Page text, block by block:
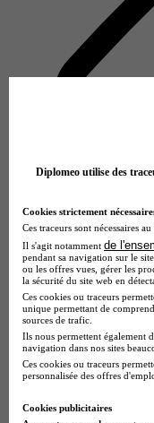
Lycée GT
Voir l’établissement
Diplomeo utilise des
Cookies strictement
Ces traceurs sont nécessaires
Il s'agit notamment de
pendant sa navigation sur le
ou les offres vues, gérer les
la sécurité du site web en
Ces cookies ou traceurs
unique permettant de
sources de trafic.
Ils nous permettent également
navigation dans nos sites
Ces cookies ou traceurs
personnalisée des offres
Cookies publicitaires